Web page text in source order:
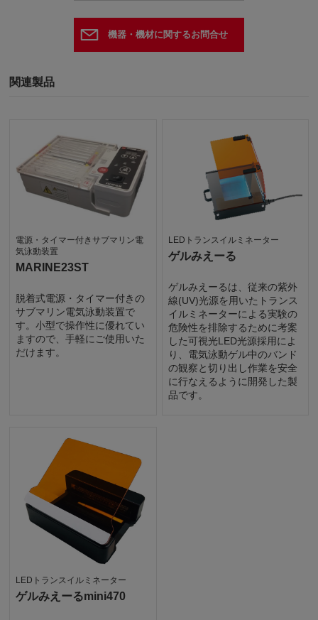
機器・機材に関するお問合せ
関連製品
電源・タイマー付きサブマリン電
気泳動装置
MARINE23ST
脱着式電源・タイマー付きの
サブマリン電気泳動装置で
す。小型で操作性に優れてい
ますので、手軽にご使用いた
だけます。
LEDトランスイルミネーター
ゲルみえーる
ゲルみえーるは、従来の紫外
線(UV)光源を用いたトランス
イルミネーターによる実験の
危険性を排除するために考案
した可視光LED光源採用によ
り、電気泳動ゲル中のバンド
の観察と切り出し作業を安全
に行なえるように開発した製
品です。
LEDトランスイルミネーター
ゲルみえーるmini470